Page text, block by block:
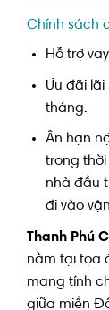
Chính sách
Hỗ trợ
Ưu đãi lãi
tháng.
Ân hạn
trong
nhà đầu
đi vào
Thanh Phú
nằm tại tọa
mang tính
giữa miền